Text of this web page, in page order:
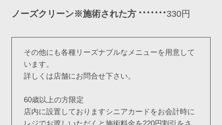
ノーズクリーン※施術された方 330円
その他にも各種リーズナブルなメニューを用意して
います。
詳しくは店舗にお問合せ下さい。
60歳以上の方限定
店内に設置しておりますシニアカードをお会計時に
レジでお渡しいただくと施術料金を220円割引をさ